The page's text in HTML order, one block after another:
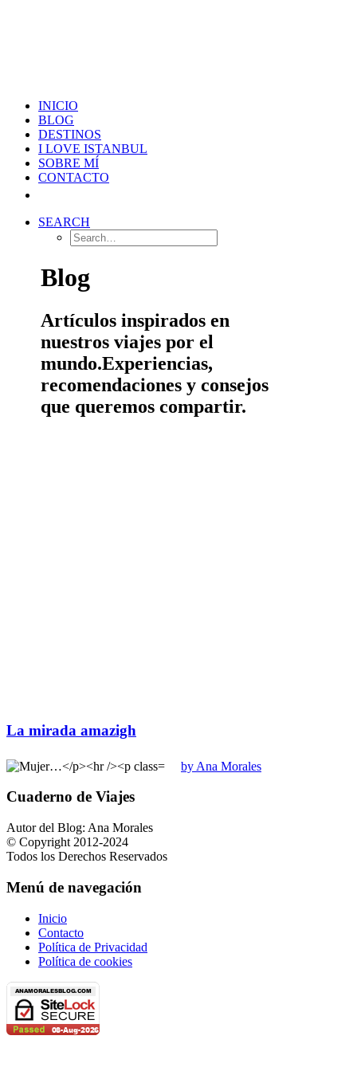
INICIO
BLOG
DESTINOS
I LOVE ISTANBUL
SOBRE MÍ
CONTACTO
SEARCH
Blog
Artículos inspirados en
nuestros viajes por el
mundo.Experiencias,
recomendaciones y consejos
que queremos compartir.
La mirada amazigh
by Ana Morales
Cuaderno de Viajes
Autor del Blog: Ana Morales
© Copyright 2012-2024
Todos los Derechos Reservados
Menú de navegación
Inicio
Contacto
Política de Privacidad
Política de cookies